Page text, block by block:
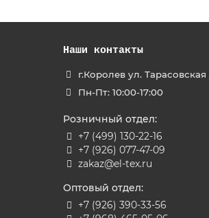
Наши контакты
г.Королев ул. Тарасовская
Пн-Пт: 10:00-17:00
Розничный отдел:
+7 (499) 130-22-16
+7 (926) 077-47-09
zakaz@el-tex.ru
Оптовый отдел:
+7 (926) 390-33-56